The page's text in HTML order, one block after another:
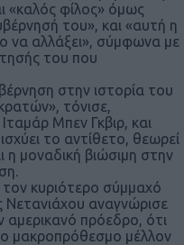
«καλός φίλος» όμως
του», και «αυτή η
να αλλάξει», σύμφωνα με
του που
στην ιστορία του
τόνισε,
Μπεν Γκβιρ, και
το αντίθετο, θεωρεί
μοναδική βιώσιμη στην
τον κυριότερο σύμμαχό
αναγνώρισε
αμερικανό πρόεδρο, ότι
μακροπρόθεσμο μέλλον